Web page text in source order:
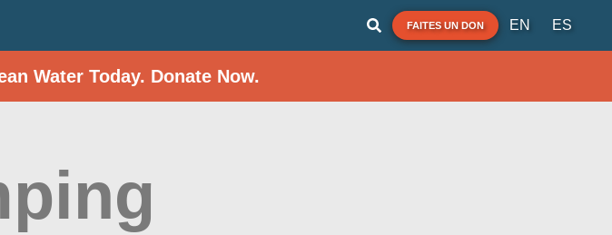
FAITES UN DON EN ES
Water Today. Donate Now.